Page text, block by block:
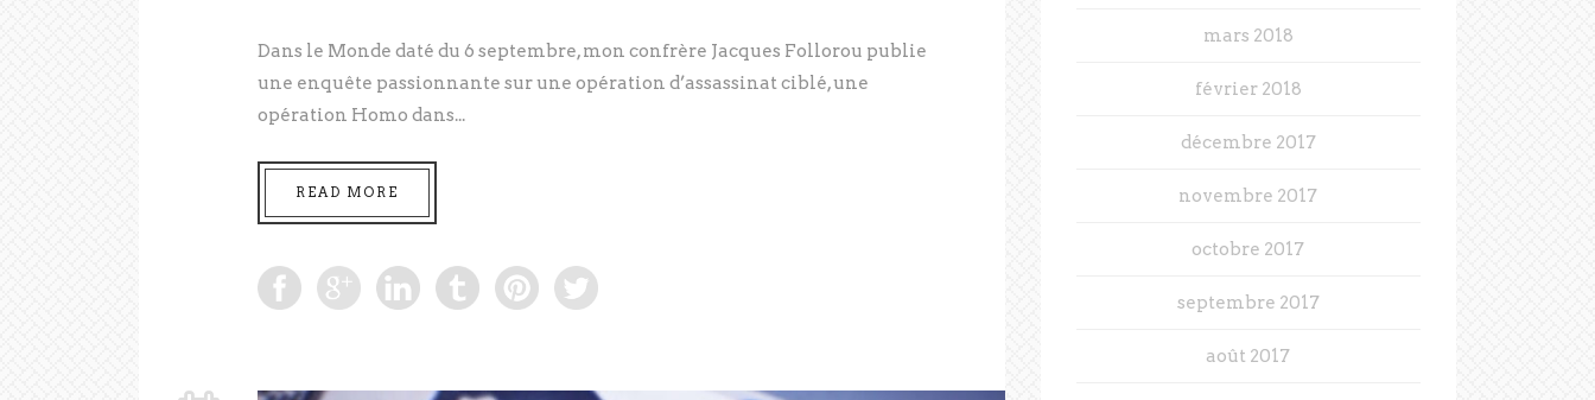
Dans le Monde daté du 6 septembre, mon confrère Jacques Follorou publie
une enquête passionnante sur une opération d’assassinat ciblé, une
opération Homo dans...
READ MORE
mars 2018
février 2018
décembre 2017
novembre 2017
octobre 2017
septembre 2017
août 2017